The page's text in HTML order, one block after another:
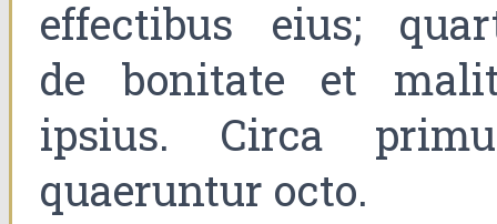
effectibus eius;
de bonitate et
ipsius. Circa
quaeruntur octo.